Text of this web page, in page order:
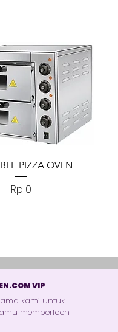
PIZZA OVEN
Harga
Rp 0
VIP
kami untuk
memperloeh